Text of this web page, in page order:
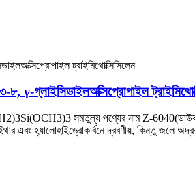
γ-গ্লাইসিডাইলঅক্সিপ্রোপাইল
সমতুল্য পণ্যের নাম Z-
এবং হ্যালোহাইড্রোকার্বনে দ্রবণীয়, কিন্তু জলে